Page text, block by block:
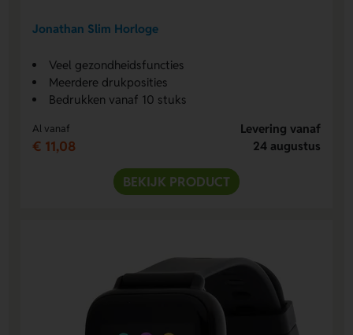
Jonathan Slim Horloge
Veel gezondheidsfuncties
Meerdere drukposities
Bedrukken vanaf 10 stuks
Al vanaf
€ 11,08
Levering vanaf
24 augustus
BEKIJK PRODUCT